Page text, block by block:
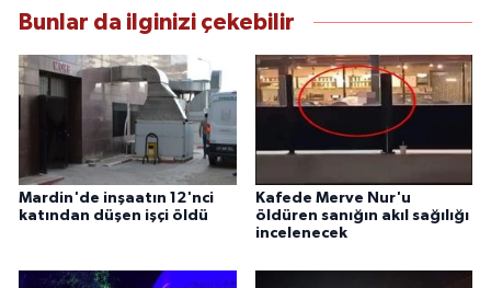
Bunlar da ilginizi çekebilir
Mardin'de inşaatın 12'nci
katından düşen işçi öldü
Kafede Merve Nur'u
öldüren sanığın akıl sağılığı
incelenecek